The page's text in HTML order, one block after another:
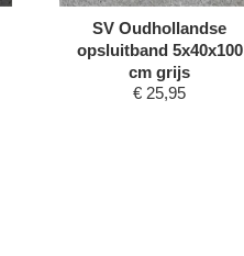
SV Oudhollandse
opsluitband 5x40x100
cm grijs
€ 25,95